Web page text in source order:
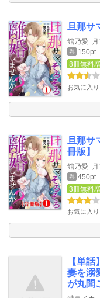
旦那サ
館乃愛
巻
150pt
8冊無料
お気に入り
旦那サ
冊版】
館乃愛
巻 450pt
3冊無料
お気に入り
【単
妻を溺
が丸聞